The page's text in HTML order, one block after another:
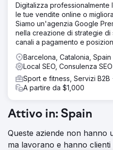
Digitalizza professionalmente
le tue vendite online o
Siamo un'agenzia Google
nella creazione di strategie
canali a pagamento e
Barcelona, Catalonia, Spain
Local SEO, Consulenza SEO
Sport e fitness, Servizi B2B
A partire da $1,000
Attivo in: Spain
Queste aziende non hanno
ma lavorano e hanno clienti